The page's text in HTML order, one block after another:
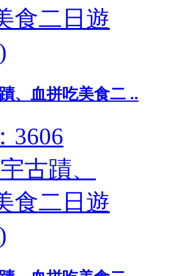
、血拼吃美食二 ..
3606